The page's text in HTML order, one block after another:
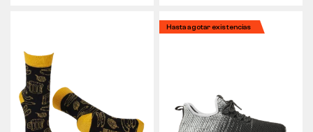
Hasta agotar existencias